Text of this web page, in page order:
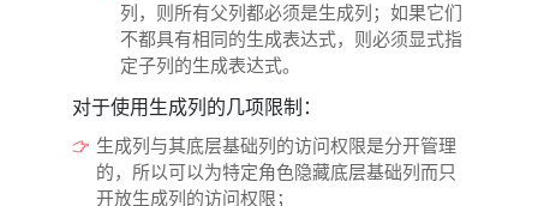
列，则所有父列都必须是生成列；如果它们
不都具有相同的生成表达式，则必须显式指
定子列的生成表达式。
对于使用生成列的几项限制：
生成列与其底层基础列的访问权限是分开管理
的，所以可以为特定角色隐藏底层基础列而只
开放生成列的访问权限；